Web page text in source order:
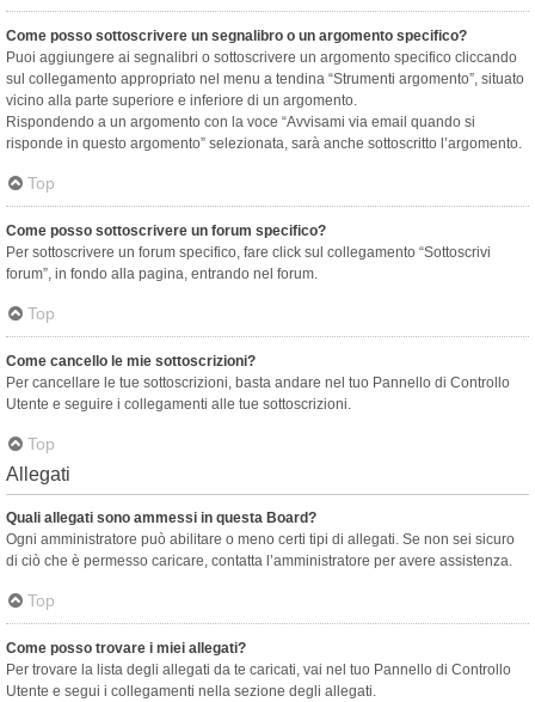
Come posso sottoscrivere un segnalibro o un argomento specifico?
Puoi aggiungere ai segnalibri o sottoscrivere un argomento specifico cliccando
sul collegamento appropriato nel menu a tendina “Strumenti argomento”, situato
vicino alla parte superiore e inferiore di un argomento.
Rispondendo a un argomento con la voce “Avvisami via email quando si
risponde in questo argomento” selezionata, sarà anche sottoscritto l’argomento.
Top
Come posso sottoscrivere un forum specifico?
Per sottoscrivere un forum specifico, fare click sul collegamento “Sottoscrivi
forum”, in fondo alla pagina, entrando nel forum.
Top
Come cancello le mie sottoscrizioni?
Per cancellare le tue sottoscrizioni, basta andare nel tuo Pannello di Controllo
Utente e seguire i collegamenti alle tue sottoscrizioni.
Top
Allegati
Quali allegati sono ammessi in questa Board?
Ogni amministratore può abilitare o meno certi tipi di allegati. Se non sei sicuro
di ciò che è permesso caricare, contatta l’amministratore per avere assistenza.
Top
Come posso trovare i miei allegati?
Per trovare la lista degli allegati da te caricati, vai nel tuo Pannello di Controllo
Utente e segui i collegamenti nella sezione degli allegati.